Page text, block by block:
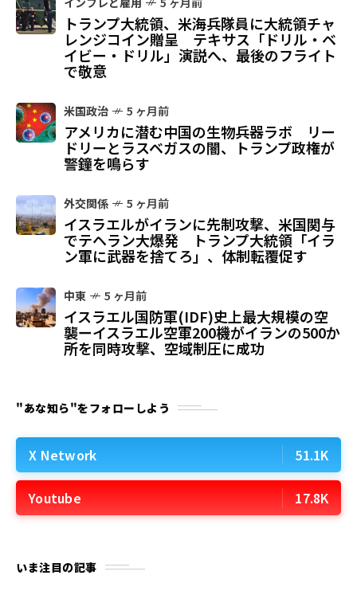
トランプ大統領、米海兵隊員に大統領チャ
レンジコイン贈呈 テキサス「ドリル・ベ
イビー・ドリル」演説へ、最後のフライト
で敬意
米国政治 5 ヶ月前
アメリカに潜む中国の生物兵器ラボ リー
ドリーとラスベガスの闇、トランプ政権が
警鐘を鳴らす
外交関係 5 ヶ月前
イスラエルがイランに先制攻撃、米国関与
でテヘラン大爆発 トランプ大統領「イラ
ン軍に武器を捨てろ」、体制転覆促す
中東 5 ヶ月前
イスラエル国防軍(IDF)史上最大規模の空
襲ーイスラエル空軍200機がイランの500か
所を同時攻撃、空域制圧に成功
"あな知ら"をフォローしよう
X Network 51.1K
Youtube 17.8K
いま注目の記事